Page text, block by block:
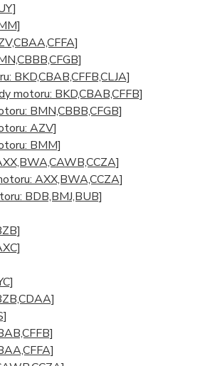
BKD,CBAB,CFFB,CLJA]
motoru: BKD,CBAB,CFFB]
BMN,CBBB,CFGB]
AZV]
BMM]
AXX,BWA,CCZA]
BDB,BMJ,BUB]